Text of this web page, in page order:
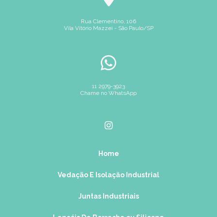
Como Escolher a Melhor Fábrica de Juntas para Sua Indústria
Como Escolher as Melhores Juntas para Máquinas para Seu
junta grafitada alta temperatura
junta grafitada para processos térmicos
junta serrilhada
juntas de PTFE para vedações
juntas de borracha preço juntas de fibra cerâmica
juntas para máquinas
Rua Clementino, 106
Vila Vitório Mazzei - São Paulo/SP
11 2979-3923
Chame no WhatsApp
Home
Vedação E Isolação Industrial
Juntas Industriais